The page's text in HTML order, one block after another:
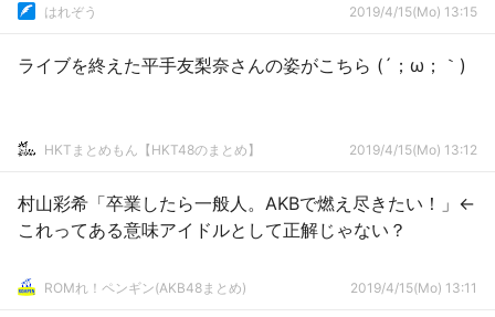
はれぞう 2019/4/15(Mo) 13:15
ライブを終えた平手友梨奈さんの姿がこちら (´；ω；｀)
HKTまとめもん【HKT48のまとめ】 2019/4/15(Mo) 13:12
村山彩希「卒業したら一般人。AKBで燃え尽きたい！」←
これってある意味アイドルとして正解じゃない？
ROMれ！ペンギン(AKB48まとめ) 2019/4/15(Mo) 13:11